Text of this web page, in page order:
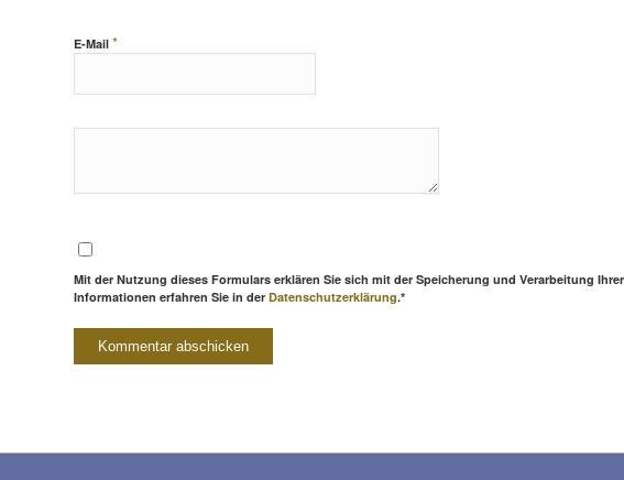
E-Mail *
Mit der Nutzung dieses Formulars erklären Sie sich mit der Speicherung und Verarbeitung
Informationen erfahren Sie in der Datenschutzerklärung.*